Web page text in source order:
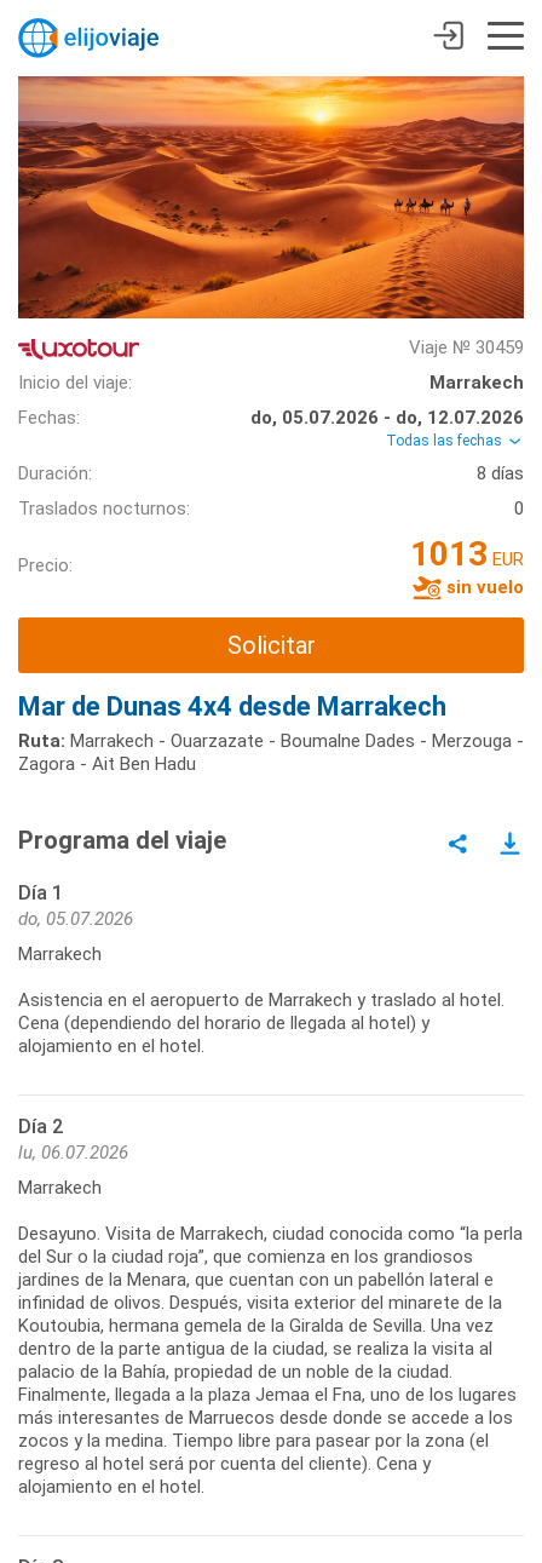
Viaje № 30459
Inicio del viaje:
Marrakech
Fechas:
do, 05.07.2026 - do, 12.07.2026
Todas las fechas
Duración:
8 días
Traslados nocturnos:
0
Precio: 1013 EUR
sin vuelo
Solicitar
Mar de Dunas 4x4 desde Marrakech
Ruta: Marrakech - Ouarzazate - Boumalne Dades - Merzouga -
Zagora - Ait Ben Hadu
Programa del viaje
Día 1
do, 05.07.2026
Marrakech
Asistencia en el aeropuerto de Marrakech y traslado al hotel.
Cena (dependiendo del horario de llegada al hotel) y
alojamiento en el hotel.
Día 2
lu, 06.07.2026
Marrakech
Desayuno. Visita de Marrakech, ciudad conocida como “la perla
del Sur o la ciudad roja”, que comienza en los grandiosos
jardines de la Menara, que cuentan con un pabellón lateral e
infinidad de olivos. Después, visita exterior del minarete de la
Koutoubia, hermana gemela de la Giralda de Sevilla. Una vez
dentro de la parte antigua de la ciudad, se realiza la visita al
palacio de la Bahía, propiedad de un noble de la ciudad.
Finalmente, llegada a la plaza Jemaa el Fna, uno de los lugares
más interesantes de Marruecos desde donde se accede a los
zocos y la medina. Tiempo libre para pasear por la zona (el
regreso al hotel será por cuenta del cliente). Cena y
alojamiento en el hotel.